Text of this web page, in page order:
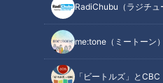
RadiChubu（ラジチュ
me:tone（ミートーン）
「ビートルズ」とCBC
稲葉監督の恩義に報い
ドラゴンズファンのみならず
悲願であったオリンピック金メ